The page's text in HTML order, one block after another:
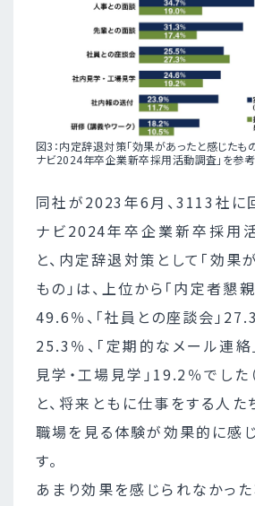
図3：内定辞退対策「効果があったと感じたもの
ナビ2024年卒企業新卒採用活動調査」を参考
同社が2023年6月、3113社に
ナビ2024年卒企業新卒採用
と、内定辞退対策として「効果
もの」は、上位から「内定者懇親
49.6％、「社員との座談会」27.3
25.3％、「定期的なメール連絡
見学・工場見学」19.2％でした
と、将来ともに仕事をする人た
職場を見る体験が効果的に感
す。
あまり効果を感じられなかっ